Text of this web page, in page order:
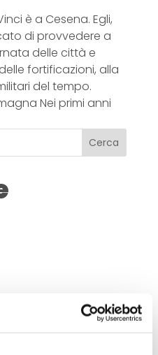
è a Cesena. Egli,
di provvedere a
delle città e
fortificazioni, alla
del tempo.
Nei primi anni
Cerca